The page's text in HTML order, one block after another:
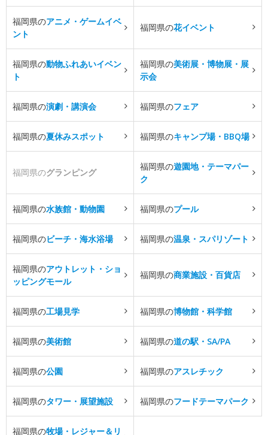
福岡県のアニメ・ゲームイベ
ント
福岡県の花イベント
福岡県の動物ふれあいイベン
ト
福岡県の美術展・博物展・展
示会
福岡県の演劇・講演会 福岡県のフェア
福岡県の夏休みスポット 福岡県のキャンプ場・BBQ場
福岡県のグランピング
福岡県の遊園地・テーマパー
ク
福岡県の水族館・動物園 福岡県のプール
福岡県のビーチ・海水浴場 福岡県の温泉・スパリゾート
福岡県のアウトレット・ショ
ッピングモール
福岡県の商業施設・百貨店
福岡県の工場見学 福岡県の博物館・科学館
福岡県の美術館 福岡県の道の駅・SA/PA
福岡県の公園 福岡県のアスレチック
福岡県のタワー・展望施設 福岡県のフードテーマパーク
福岡県の牧場・レジャー＆リ